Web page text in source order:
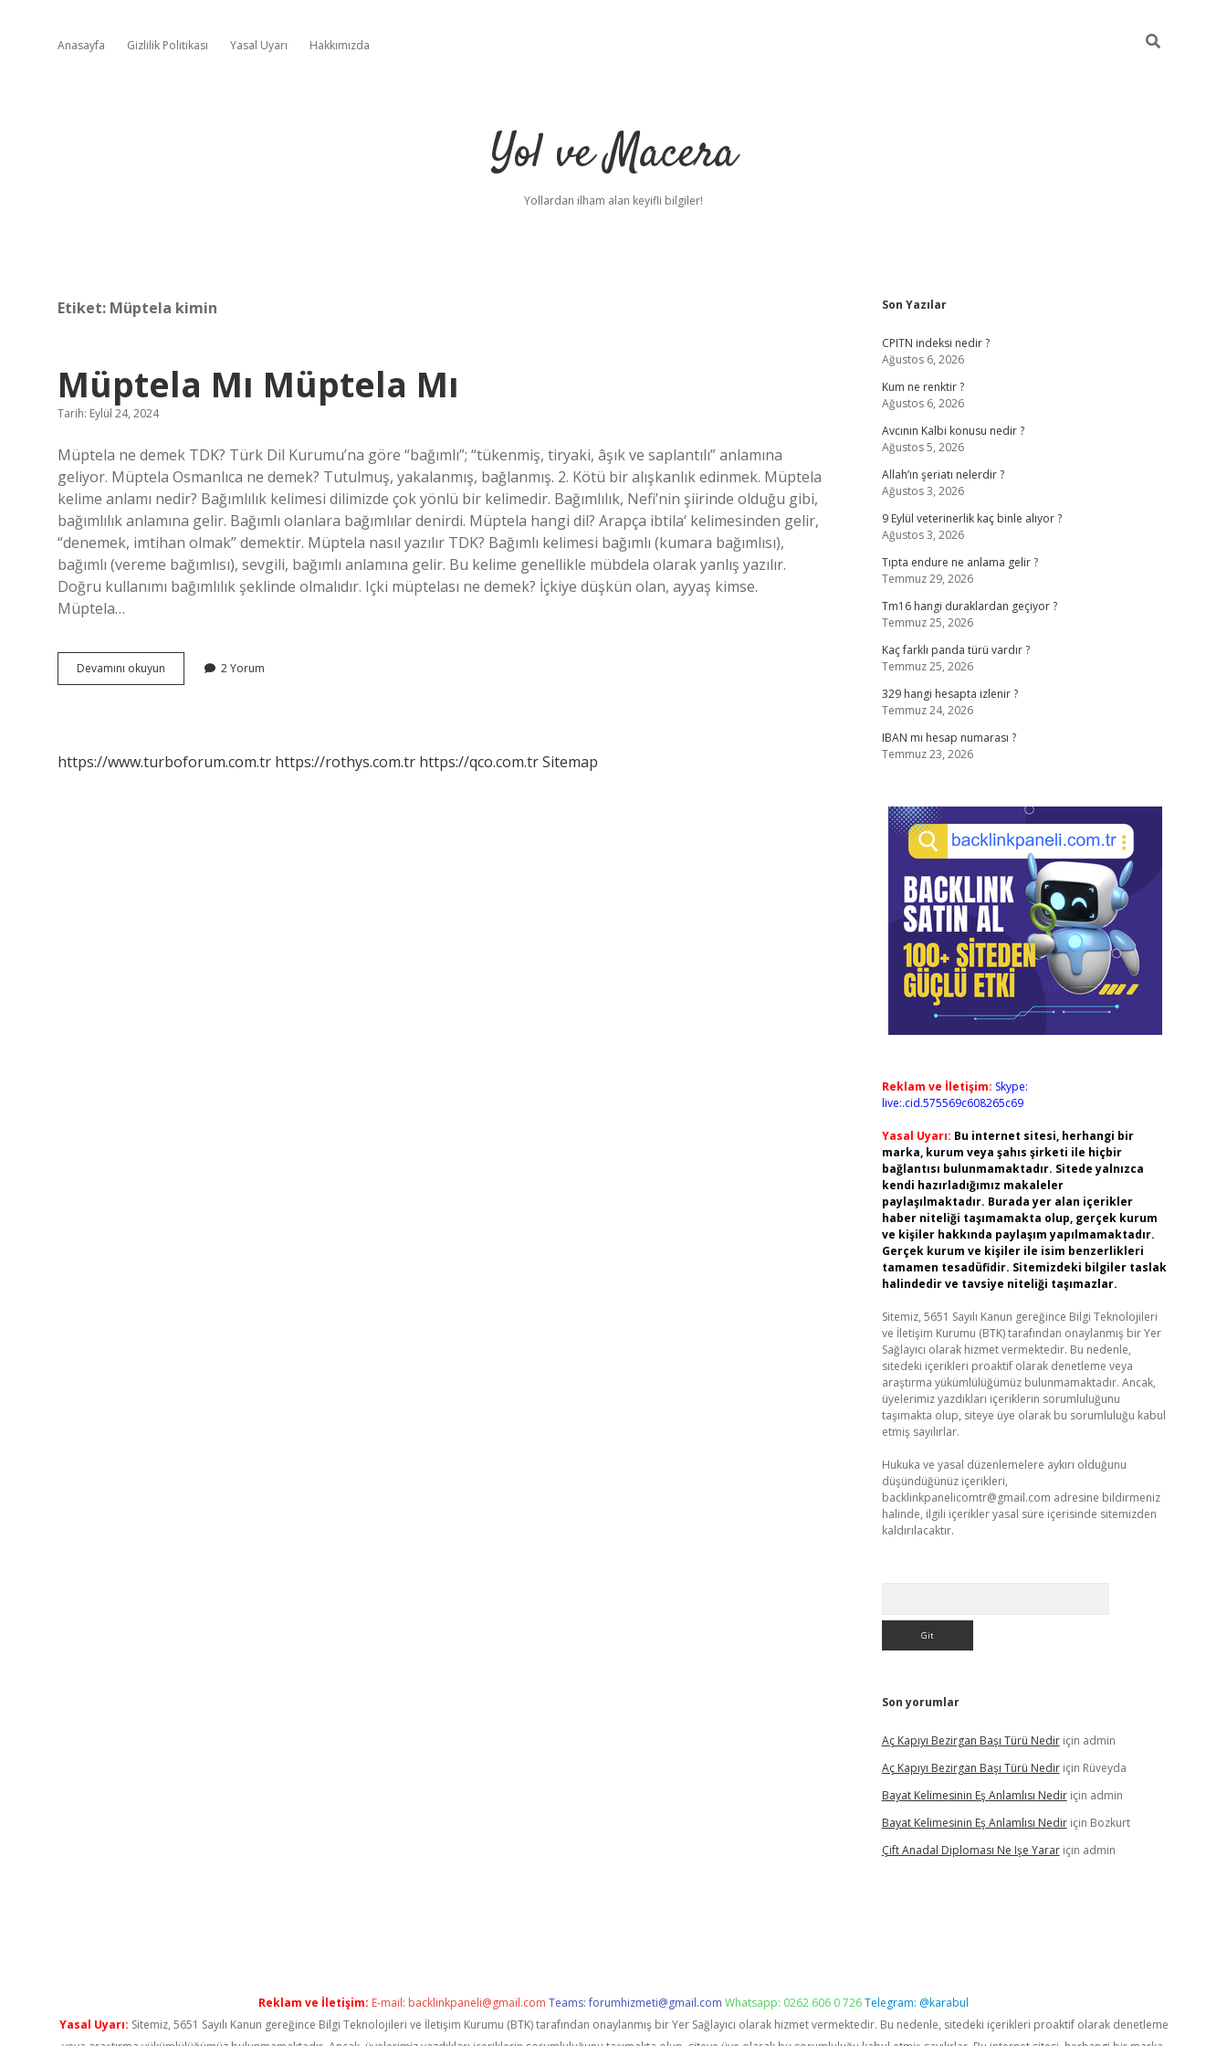
Anasayfa Gizlilik Politikası Yasal Uyarı Hakkımızda
Yol ve Macera
Yollardan ilham alan keyifli bilgiler!
Etiket: Müptela kimin
Müptela Mı Müptela Mı
Tarih: Eylül 24, 2024
Müptela ne demek TDK? Türk Dil Kurumu’na göre “bağımlı”; “tükenmiş, tiryaki, âşık ve saplantılı” anlamına
geliyor. Müptela Osmanlıca ne demek? Tutulmuş, yakalanmış, bağlanmış. 2. Kötü bir alışkanlık edinmek. Müptela
kelime anlamı nedir? Bağımlılık kelimesi dilimizde çok yönlü bir kelimedir. Bağımlılık, Nefi’nin şiirinde olduğu gibi,
bağımlılık anlamına gelir. Bağımlı olanlara bağımlılar denirdi. Müptela hangi dil? Arapça ibtila‘ kelimesinden gelir,
“denemek, imtihan olmak” demektir. Müptela nasıl yazılır TDK? Bağımlı kelimesi bağımlı (kumara bağımlısı),
bağımlı (vereme bağımlısı), sevgili, bağımlı anlamına gelir. Bu kelime genellikle mübdela olarak yanlış yazılır.
Doğru kullanımı bağımlılık şeklinde olmalıdır. Içki müptelası ne demek? İçkiye düşkün olan, ayyaş kimse.
Müptela…
Devamını okuyun Müptela
Mı
2 Yorum
https://www.turboforum.com.tr https://rothys.com.tr https://qco.com.trSitemap
Sidebar
Son Yazılar
CPITN indeksi nedir ?
Ağustos 6, 2026
Kum ne renktir ?
Ağustos 6, 2026
Avcının Kalbi konusu nedir ?
Ağustos 5, 2026
Allah’ın şeriatı nelerdir ?
Ağustos 3, 2026
9 Eylül veterinerlik kaç binle alıyor ?
Ağustos 3, 2026
Tıpta endure ne anlama gelir ?
Temmuz 29, 2026
Tm16 hangi duraklardan geçiyor ?
Temmuz 25, 2026
Kaç farklı panda türü vardır ?
Temmuz 25, 2026
329 hangi hesapta izlenir ?
Temmuz 24, 2026
IBAN mı hesap numarası ?
Temmuz 23, 2026
Reklam ve İletişim: Skype:
live:.cid.575569c608265c69
Yasal Uyarı: Bu internet sitesi, herhangi bir
marka, kurum veya şahıs şirketi ile hiçbir
bağlantısı bulunmamaktadır. Sitede yalnızca
kendi hazırladığımız makaleler
paylaşılmaktadır. Burada yer alan içerikler
haber niteliği taşımamakta olup, gerçek kurum
ve kişiler hakkında paylaşım yapılmamaktadır.
Gerçek kurum ve kişiler ile isim benzerlikleri
tamamen tesadüfidir. Sitemizdeki bilgiler taslak
halindedir ve tavsiye niteliği taşımazlar.
Sitemiz, 5651 Sayılı Kanun gereğince Bilgi Teknolojileri
ve İletişim Kurumu (BTK) tarafından onaylanmış bir Yer
Sağlayıcı olarak hizmet vermektedir. Bu nedenle,
sitedeki içerikleri proaktif olarak denetleme veya
araştırma yükümlülüğümüz bulunmamaktadır. Ancak,
üyelerimiz yazdıkları içeriklerin sorumluluğunu
taşımakta olup, siteye üye olarak bu sorumluluğu kabul
etmiş sayılırlar.
Hukuka ve yasal düzenlemelere aykırı olduğunu
düşündüğünüz içerikleri,
backlinkpanelicomtr@gmail.com adresine bildirmeniz
halinde, ilgili içerikler yasal süre içerisinde sitemizden
kaldırılacaktır.
Son yorumlar
Aç Kapıyı Bezirgan Başı Türü Nediriçin admin
Aç Kapıyı Bezirgan Başı Türü Nediriçin Rüveyda
Bayat Kelimesinin Eş Anlamlısı Nediriçin admin
Bayat Kelimesinin Eş Anlamlısı Nediriçin Bozkurt
Çift Anadal Diploması Ne Işe Yarariçin admin
ilbet yeni giriş
Reklam ve İletişim: E-mail: backlinkpaneli@gmail.com Teams:forumhizmeti@gmail.com Whatsapp: 0262 606 0 726Telegram: @karabul
Yasal Uyarı: Sitemiz, 5651 Sayılı Kanun gereğince Bilgi Teknolojileri ve İletişim Kurumu (BTK) tarafından onaylanmış bir Yer Sağlayıcı olarak hizmet vermektedir. Bu nedenle, sitedeki içerikleri proaktif olarak denetleme